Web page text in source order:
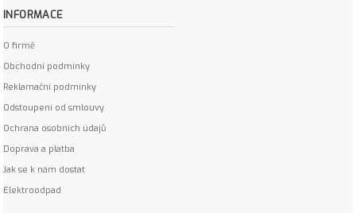
INFORMACE
O firmě
Obchodní podmínky
Reklamační podmínky
Odstoupení od smlouvy
Ochrana osobních údajů
Doprava a platba
Jak se k nám dostat
Elektroodpad